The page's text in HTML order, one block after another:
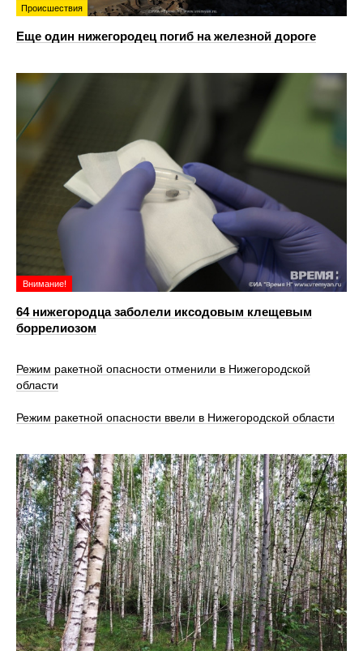
Происшествия
Еще один нижегородец погиб на железной дороге
Внимание!
64 нижегородца заболели иксодовым клещевым
боррелиозом
Режим ракетной опасности отменили в Нижегородской
области
Режим ракетной опасности ввели в Нижегородской области